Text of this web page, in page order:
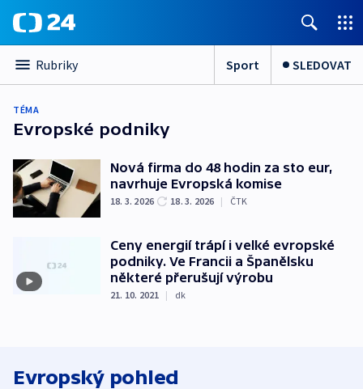
Rubriky Sport SLEDOVAT
TÉMA
Evropské podniky
Nová firma do 48 hodin za sto eur,
navrhuje Evropská komise
18. 3. 2026 18. 3. 2026 | ČTK
Ceny energií trápí i velké evropské
podniky. Ve Francii a Španělsku
některé přerušují výrobu
21. 10. 2021 | dk
Evropský pohled